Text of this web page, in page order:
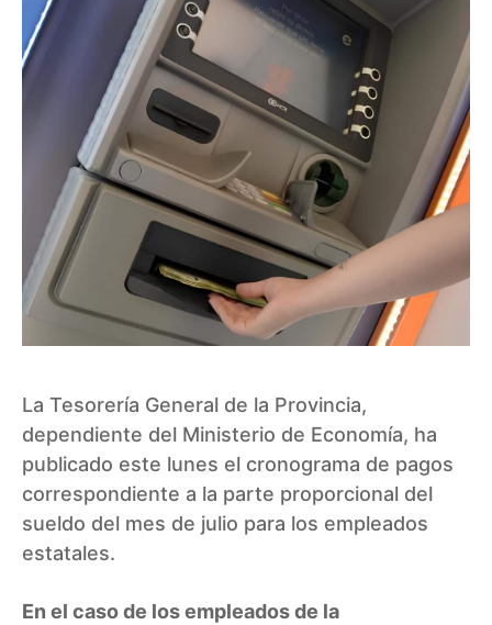
La Tesorería General de la Provincia,
dependiente del Ministerio de Economía, ha
publicado este lunes el cronograma de pagos
correspondiente a la parte proporcional del
sueldo del mes de julio para los empleados
estatales.
En el caso de los empleados de la